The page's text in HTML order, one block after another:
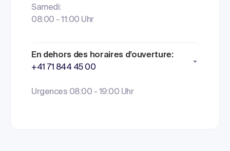
Samedi:
08:00 - 11:00 Uhr
En dehors des horaires d’ouverture:
+41 71 844 45 00
Urgences 08:00 - 19:00 Uhr